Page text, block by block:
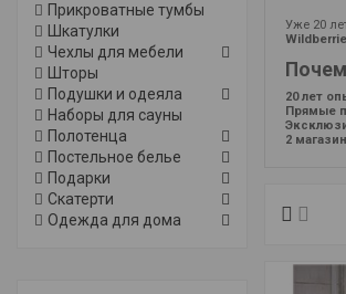
Уже 20
20 лет
Прямые
2
Прикроватные тумбы
Шкатулки
Чехлы для мебели
Шторы
Подушки и одеяла
Наборы для сауны
Полотенца
Постельное белье
Подарки
Скатерти
Одежда для дома